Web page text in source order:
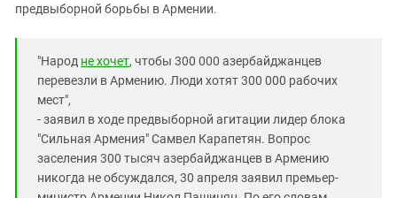
предвыборной борьбы в Армении.
"Народ не хочет, чтобы 300 000 азербайджанцев
перевезли в Армению. Люди хотят 300 000 рабочих
мест",
- заявил в ходе предвыборной агитации лидер блока
"Сильная Армения" Самвел Карапетян. Вопрос
заселения 300 тысяч азербайджанцев в Армению
никогда не обсуждался, 30 апреля заявил премьер-